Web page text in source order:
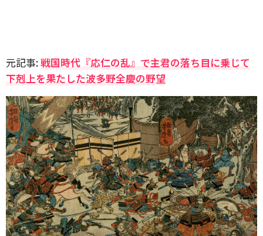
元記事:戦国時代『応仁の乱』で主君の落ち目に乗じて
下剋上を果たした波多野全慶の野望